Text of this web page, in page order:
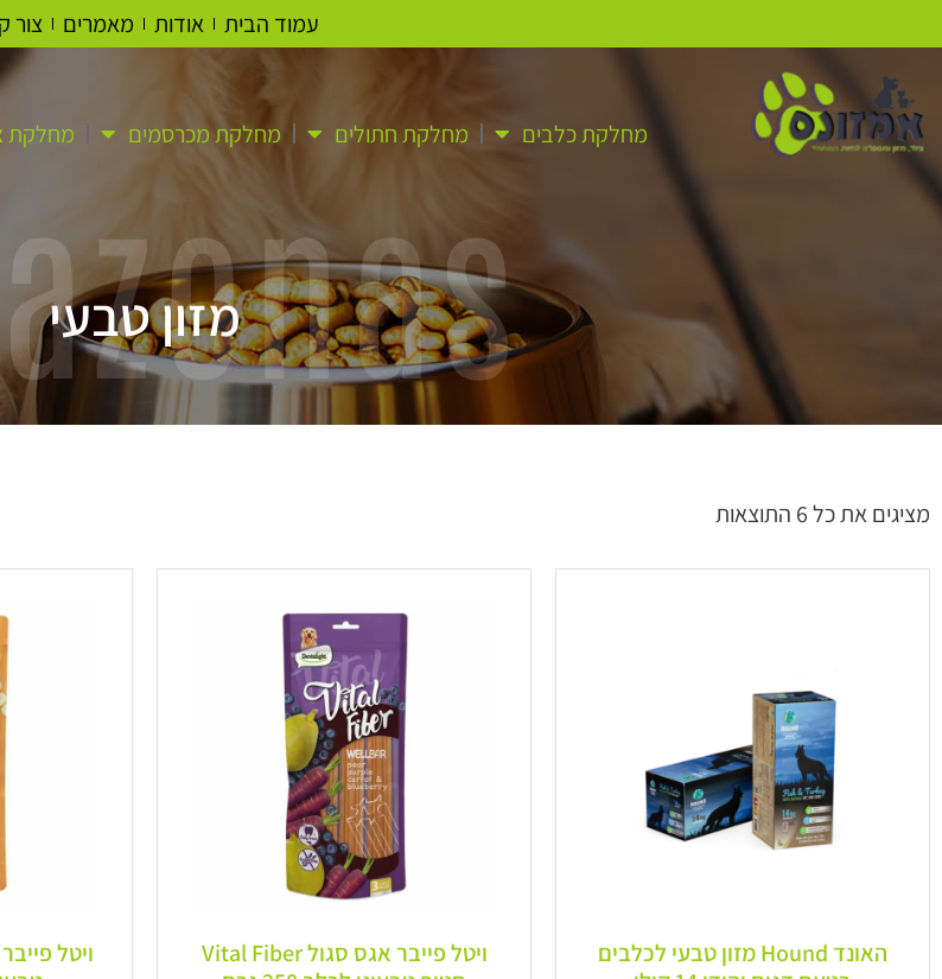
עמוד הבית אודות מאמרים צור
מחלקת כלבים מחלקת חתולים מחלקת מכרסמים מחלקת
מזון טבעי
מציגים את כל ⁦6⁩ התוצאות
האונד Hound מזון טבעי לכלבים
ויטל פייבר אגס סגול Vital Fiber